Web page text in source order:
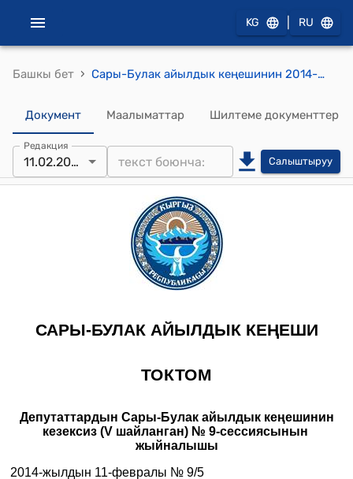
KG RU
Башкы бет › Сары-Булак айылдык кеңешинин 2014-жылдын 11-февралындагы № 9/5 "Сары-Булак айыл ѳкмѳтγнγн аймагындагы чѳп чабык жер аянттарынын аренда салыгынын ѳлчѳмγн белгилѳѳ жѳнγндѳ" токтому
Документ Маалыматтар Шилтеме документтер
Редакция
11.02.2014 Салыштыруу